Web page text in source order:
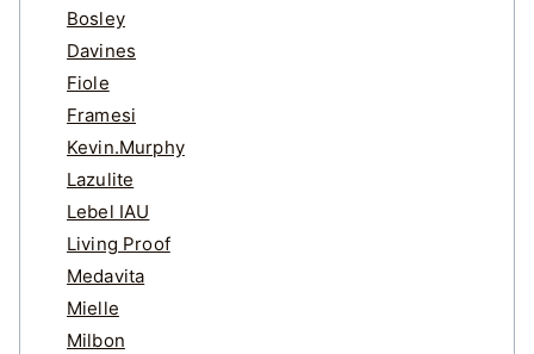
Bosley
Davines
Fiole
Framesi
Kevin.Murphy
Lazulite
Lebel IAU
Living Proof
Medavita
Mielle
Milbon